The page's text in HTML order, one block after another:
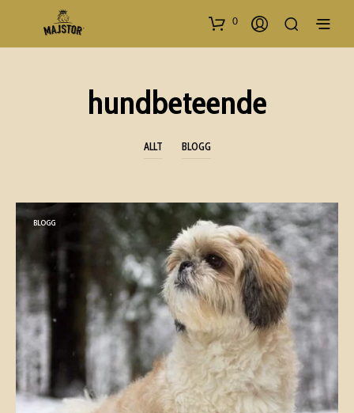
0
hundbeteende
ALLT BLOGG
BLOGG